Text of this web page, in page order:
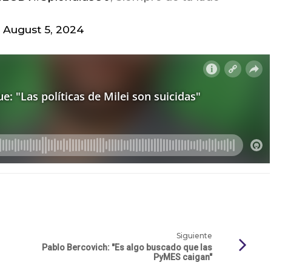
August 5, 2024
Siguiente
Pablo Bercovich: "Es algo buscado que las
PyMES caigan"